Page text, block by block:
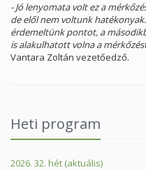
- Jó lenyomata volt ez a
de elől nem voltunk
érdemeltünk pontot, a
is alakulhatott volna a
Vantara Zoltán vezetőedző.
Heti program
2026. 32. hét (aktuális)